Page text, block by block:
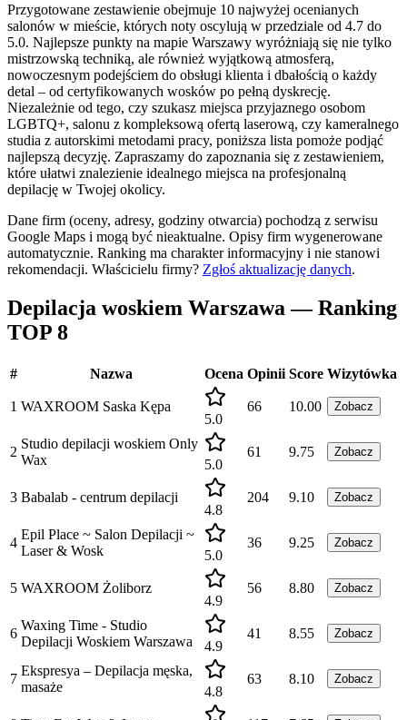
Przygotowane zestawienie obejmuje 10 najwyżej ocenianych
salonów w mieście, których noty oscylują w przedziale od 4.7 do
5.0. Najlepsze punkty na mapie Warszawy wyróżniają się nie tylko
mistrzowską techniką, ale również wyjątkową atmosferą,
nowoczesnym podejściem do obsługi klienta i dbałością o każdy
detal – od certyfikowanych wosków po pełną dyskrecję.
Niezależnie od tego, czy szukasz miejsca przyjaznego osobom
LGBTQ+, salonu z kompleksową ofertą laserową, czy kameralnego
studia z autorskimi metodami pracy, poniższa lista pomoże podjąć
najlepszą decyzję. Zapraszamy do zapoznania się z zestawieniem,
które ułatwi znalezienie idealnego miejsca na profesjonalną
depilację w Twojej okolicy.
Dane firm (oceny, adresy, godziny otwarcia) pochodzą z serwisu
Google Maps i mogą być nieaktualne. Opisy firm wygenerowane
automatycznie. Ranking ma charakter informacyjny i nie stanowi
rekomendacji. Właścicielu firmy? Zgłoś aktualizację danych.
Depilacja woskiem Warszawa — Ranking
TOP 8
# Nazwa Ocena Opinii Score Wizytówka
1 WAXROOM Saska Kępa
5.0
66 10.00 Zobacz
2
Studio depilacji woskiem Only
Wax
5.0
61 9.75 Zobacz
3 Babalab - centrum depilacji
4.8
204 9.10 Zobacz
4
Epil Place ~ Salon Depilacji ~
Laser & Wosk
5.0
36 9.25 Zobacz
5 WAXROOM Żoliborz
4.9
56 8.80 Zobacz
6
Waxing Time - Studio
Depilacji Woskiem Warszawa
4.9
41 8.55 Zobacz
7
Ekspresya – Depilacja męska,
masaże
4.8
63 8.10 Zobacz